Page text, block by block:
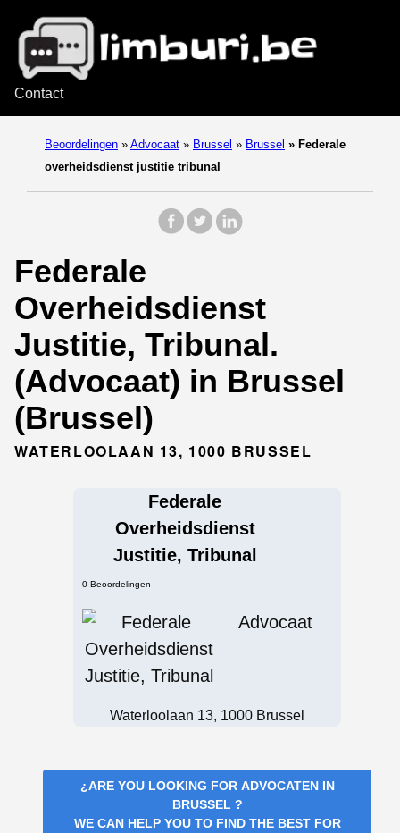
Contact
Beoordelingen » Advocaat » Brussel » Brussel » Federale
overheidsdienst justitie tribunal
Federale
Overheidsdienst
Justitie, Tribunal.
(Advocaat) in Brussel
(Brussel)
WATERLOOLAAN 13, 1000 BRUSSEL
Federale
Overheidsdienst
Justitie, Tribunal
0 Beoordelingen
Advocaat
Waterloolaan 13, 1000 Brussel
¿ARE YOU LOOKING FOR ADVOCATEN IN
BRUSSEL ?
WE CAN HELP YOU TO FIND THE BEST FOR